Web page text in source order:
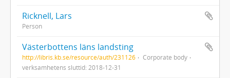
Ricknell, Lars
Person
Västerbottens läns landsting
http://libris.kb.se/resource/auth/231126
Corporate body
verksamhetens sluttid: 2018-12-31